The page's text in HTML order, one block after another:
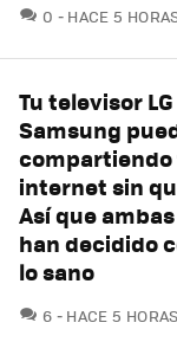
0 COMENTARIOS
HACE 5
Tu televisor
Samsung
internet sin
Así que
han decidido
lo sano
6 COMENTARIOS
HACE 5 HORAS